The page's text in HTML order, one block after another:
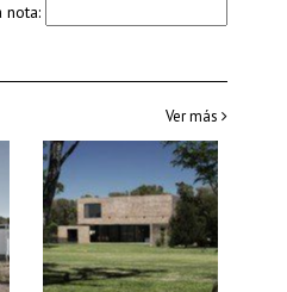
nota:
Ver más